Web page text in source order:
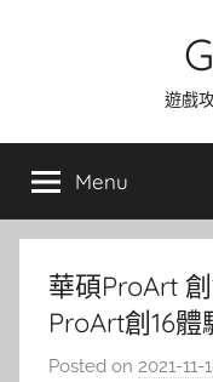
遊戲
Menu
華碩ProArt
ProArt創16體
Posted on 2021-11-